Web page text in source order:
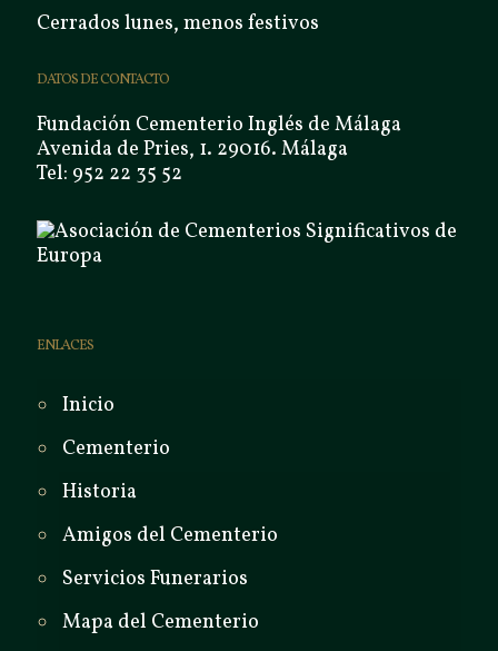
Cerrados lunes, menos festivos
DATOS DE CONTACTO
Fundación Cementerio Inglés de Málaga
Avenida de Pries, 1. 29016. Málaga
Tel: 952 22 35 52
ENLACES
Inicio
Cementerio
Historia
Amigos del Cementerio
Servicios Funerarios
Mapa del Cementerio